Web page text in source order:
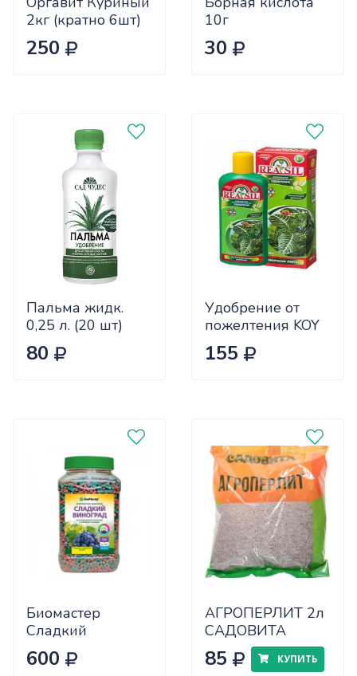
2кг (кратно 6шт)
цена за 1шт
250
10г
Биотехнологии
х60
30
Пальма жидк.
0,25 л. (20 шт)
80
Удобрение от
пожелтения KOY
REASIL 0.25л СЖ
х9
155
Биомастер
Сладкий
виноград компл.
мин. удобрение
600
АГРОПЕРЛИТ 2л
САДОВИТА
85 КУПИТЬ